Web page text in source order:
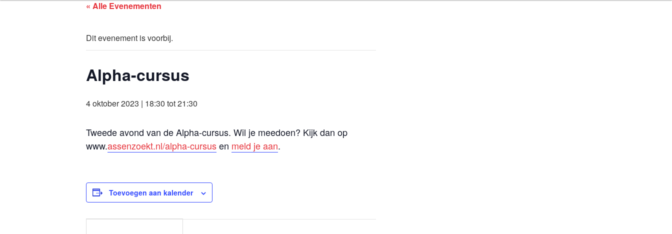
ASSEN ZOEKT
« Alle Evenementen
Dit evenement is voorbij.
Alpha-cursus
4 oktober 2023 | 18:30 tot21:30
Tweede avond van de Alpha-cursus. Wil je meedoen? Kijk dan op
www.assenzoekt.nl/alpha-cursusen meld je aan.
Toevoegen aan kalender